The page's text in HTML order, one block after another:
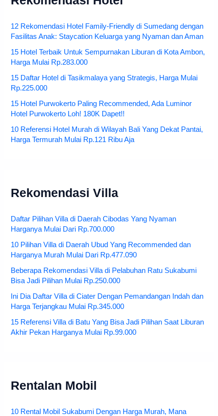
12 Rekomendasi Hotel Family-Friendly di Sumedang dengan
Fasilitas Anak: Staycation Keluarga yang Nyaman dan Aman
15 Hotel Terbaik Untuk Sempurnakan Liburan di Kota Ambon,
Harga Mulai Rp.283.000
15 Daftar Hotel di Tasikmalaya yang Strategis, Harga Mulai
Rp.225.000
15 Hotel Purwokerto Paling Recommended, Ada Luminor
Hotel Purwokerto Loh! 180K Dapet!!
10 Referensi Hotel Murah di Wilayah Bali Yang Dekat Pantai,
Harga Termurah Mulai Rp.121 Ribu Aja
Rekomendasi Villa
Daftar Pilihan Villa di Daerah Cibodas Yang Nyaman
Harganya Mulai Dari Rp.700.000
10 Pilihan Villa di Daerah Ubud Yang Recommended dan
Harganya Murah Mulai Dari Rp.477.090
Beberapa Rekomendasi Villa di Pelabuhan Ratu Sukabumi
Bisa Jadi Pilihan Mulai Rp.250.000
Ini Dia Daftar Villa di Ciater Dengan Pemandangan Indah dan
Harga Terjangkau Mulai Rp.345.000
15 Referensi Villa di Batu Yang Bisa Jadi Pilihan Saat Liburan
Akhir Pekan Harganya Mulai Rp.99.000
Rentalan Mobil
10 Rental Mobil Sukabumi Dengan Harga Murah, Mana